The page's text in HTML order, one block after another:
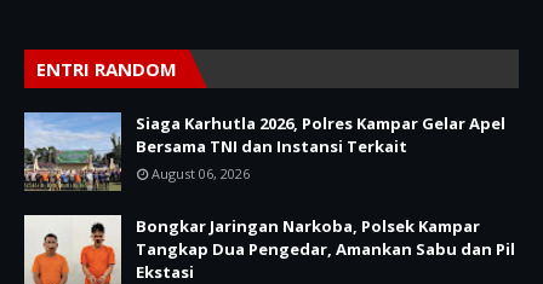
ENTRI RANDOM
Siaga Karhutla 2026, Polres Kampar Gelar Apel
Bersama TNI dan Instansi Terkait
August 06, 2026
Bongkar Jaringan Narkoba, Polsek Kampar
Tangkap Dua Pengedar, Amankan Sabu dan Pil
Ekstasi